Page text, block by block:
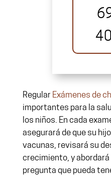
Regular Exámenes de
importantes para la
los niños. En cada
asegurará de que su
vacunas, revisará su
crecimiento, y
pregunta que pueda